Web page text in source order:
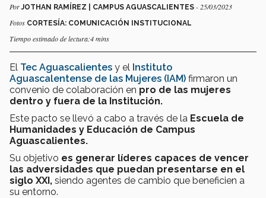
PorJOTHAN RAMÍREZ | CAMPUS AGUASCALIENTES - 25/03/2023
Fotos CORTESÍA: COMUNICACIÓN INSTITUCIONAL
Tiempo estimado de lectura:4 mins
El Tec Aguascalientes y el Instituto
Aguascalentense de las Mujeres (IAM) firmaron un
convenio de colaboración en pro de las mujeres
dentro y fuera de la Institución.
Este pacto se llevó a cabo a través de la Escuela de
Humanidades y Educación de Campus
Aguascalientes.
Su objetivo es generar líderes capaces de vencer
las adversidades que puedan presentarse en el
siglo XXI, siendo agentes de cambio que beneficien a
su entorno.